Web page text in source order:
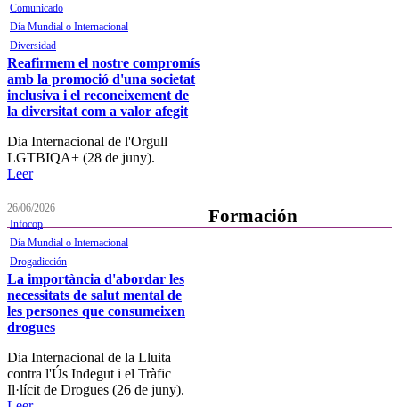
Comunicado
Día Mundial o Internacional
Diversidad
Reafirmem el nostre compromís
amb la promoció d'una societat
inclusiva i el reconeixement de
la diversitat com a valor afegit
Dia Internacional de l'Orgull
LGTBIQA+ (28 de juny).
Leer
26/06/2026
Infocop
Día Mundial o Internacional
Drogadicción
La importància d'abordar les
necessitats de salut mental de
les persones que consumeixen
drogues
Dia Internacional de la Lluita
contra l'Ús Indegut i el Tràfic
Il·lícit de Drogues (26 de juny).
Formación